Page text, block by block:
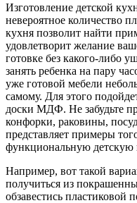
Изготовление детской
невероятное количество
кухня позволит найти
удовлетворит желание
готовке без какого-либо
занять ребенка на пару
уже готовой мебели
самому. Для этого
доски МДФ. Не забудьте
конфорки, раковины,
представляет примеры
функциональную детскую
Например, вот такой
получиться из
обзавестись пластиковой